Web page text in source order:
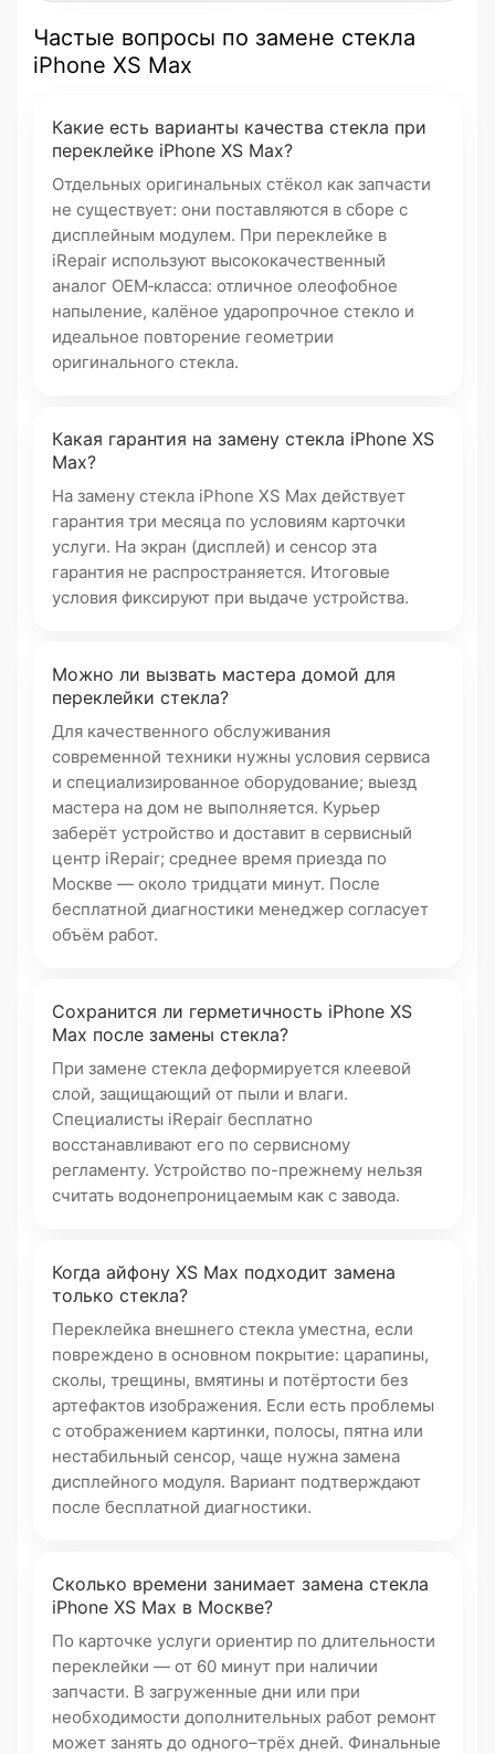
Частые вопросы по замене стекла
iPhone XS Max
Какие есть варианты качества стекла при
переклейке iPhone XS Max?
Отдельных оригинальных стёкол как запчасти
не существует: они поставляются в сборе с
дисплейным модулем. При переклейке в
iRepair используют высококачественный
аналог OEM‑класса: отличное олеофобное
напыление, калёное ударопрочное стекло и
идеальное повторение геометрии
оригинального стекла.
Какая гарантия на замену стекла iPhone XS
Max?
На замену стекла iPhone XS Max действует
гарантия три месяца по условиям карточки
услуги. На экран (дисплей) и сенсор эта
гарантия не распространяется. Итоговые
условия фиксируют при выдаче устройства.
Можно ли вызвать мастера домой для
переклейки стекла?
Для качественного обслуживания
современной техники нужны условия сервиса
и специализированное оборудование; выезд
мастера на дом не выполняется. Курьер
заберёт устройство и доставит в сервисный
центр iRepair; среднее время приезда по
Москве — около тридцати минут. После
бесплатной диагностики менеджер согласует
объём работ.
Сохранится ли герметичность iPhone XS
Max после замены стекла?
При замене стекла деформируется клеевой
слой, защищающий от пыли и влаги.
Специалисты iRepair бесплатно
восстанавливают его по сервисному
регламенту. Устройство по-прежнему нельзя
считать водонепроницаемым как с завода.
Когда айфону XS Max подходит замена
только стекла?
Переклейка внешнего стекла уместна, если
повреждено в основном покрытие: царапины,
сколы, трещины, вмятины и потёртости без
артефактов изображения. Если есть проблемы
с отображением картинки, полосы, пятна или
нестабильный сенсор, чаще нужна замена
дисплейного модуля. Вариант подтверждают
после бесплатной диагностики.
Сколько времени занимает замена стекла
iPhone XS Max в Москве?
По карточке услуги ориентир по длительности
переклейки — от 60 минут при наличии
запчасти. В загруженные дни или при
необходимости дополнительных работ ремонт
может занять до одного–трёх дней. Финальные